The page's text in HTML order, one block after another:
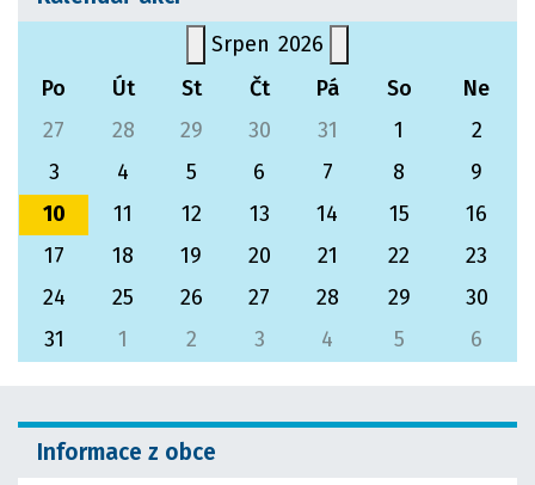
Srpen 2026
Po
Út St Čt Pá So
Ne
27
28 29 30 31 1
2
3
4 5 6 7 8
9
10
11 12 13 14 15
16
17
18 19 20 21 22
23
24
25 26 27 28 29
30
31
1 2 3 4 5 6
Informace z obce